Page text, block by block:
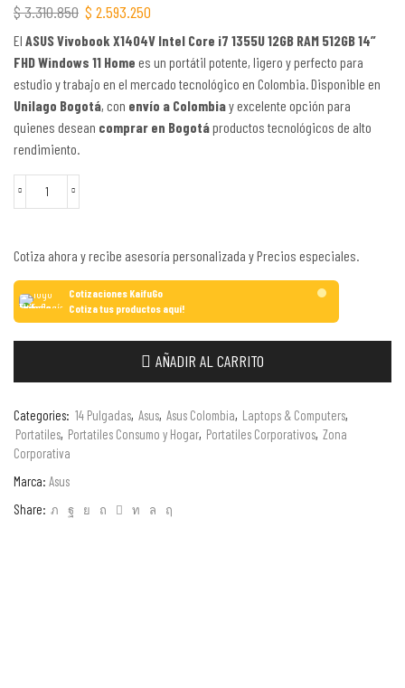
$3.310.850 $ 2.593.250
El ASUS Vivobook X1404V Intel Core i7 1355U 12GB RAM 512GB 14”
FHD Windows 11 Home es un portátil potente, ligero y perfecto para
estudio y trabajo en el mercado tecnológico en Colombia. Disponible en
Unilago Bogotá, con envío a Colombiay excelente opción para
quienes desean comprar en Bogotáproductos tecnológicos de alto
rendimiento.
Cotiza ahora y recibe asesoría personalizada y Precios especiales.
Cotizaciones KaifuGo
Cotiza tus productos aquí!
AÑADIR AL CARRITO
Categories: 14 Pulgadas, Asus, Asus Colombia, Laptops & Computers,
Portatiles, Portatiles Consumo y Hogar, Portatiles Corporativos, Zona
Corporativa
Marca: Asus
Share: